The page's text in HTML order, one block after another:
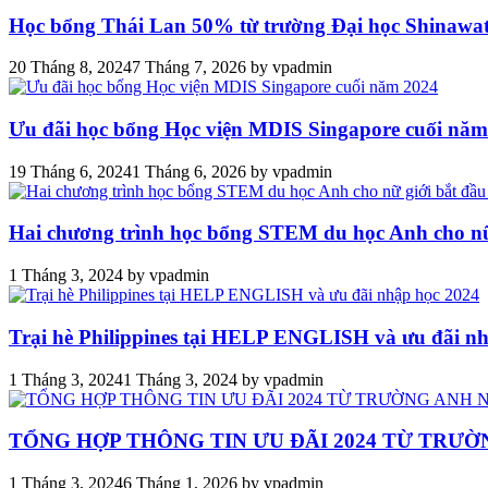
Học bổng Thái Lan 50% từ trường Đại học
20 Tháng 8, 20247 Tháng 7, 2026 by vpadmin
Ưu đãi học bổng Học viện MDIS Singapore cuối
19 Tháng 6, 20241 Tháng 6, 2026 by vpadmin
Hai chương trình học bổng STEM du học Anh cho
1 Tháng 3, 2024 by vpadmin
Trại hè Philippines tại HELP ENGLISH và ưu đãi
1 Tháng 3, 20241 Tháng 3, 2024 by vpadmin
TỔNG HỢP THÔNG TIN ƯU ĐÃI 2024 TỪ
1 Tháng 3, 20246 Tháng 1, 2026 by vpadmin